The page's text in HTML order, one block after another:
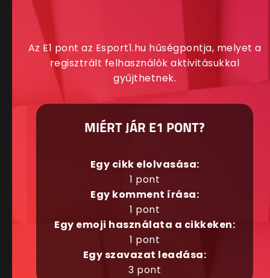
Az E1 pont az Esport1.hu hűségpontja, melyet a
regisztrált felhasználók aktivitásukkal
gyűjthetnek.
MIÉRT JÁR E1 PONT?
Egy cikk elolvasása:
1 pont
Egy komment írása:
1 pont
Egy emoji használata a cikkeken:
1 pont
Egy szavazat leadása:
3 pont